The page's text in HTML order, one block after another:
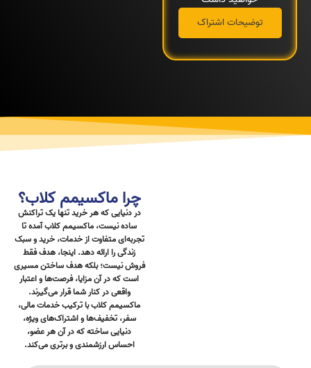
توضیحات اشتراک
چرا ماکسیمم کلاب؟
در دنیایی که هر خرید تنها یک تراکنش
ساده نیست، ماکسیمم کلابآمده تا
تجربه‌ای متفاوت از خدمات، خرید و سبک
زندگی را ارائه دهد. اینجا، هدف فقط
فروش نیست؛ بلکه هدف ساختن مسیری
است که در آن مزایا، فرصت‌ها و اعتبار
واقعی در کنار شما قرار می‌گیرند.
ماکسیمم کلاب با ترکیب خدمات مالی،
سفر، تخفیف‌ها و اشتراک‌های ویژه،
دنیایی ساخته که در آن هر عضو،
احساس ارزشمندی و برتری می‌کند.